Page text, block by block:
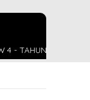
INSTAGRAM :